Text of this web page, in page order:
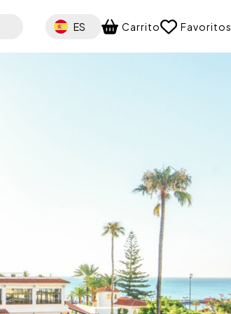
Select your language
ES Carrito Favoritos